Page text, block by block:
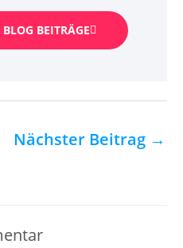
BEITRÄGE
Nächster Beitrag →